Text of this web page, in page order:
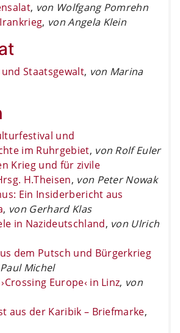
, von Wolfgang Pomrehn
, von Angela Klein
Staatsgewalt, von Marina
und
im Ruhrgebiet, von Rolf Euler
Krieg und für zivile
H.Theisen, von Peter Nowak
Ein Insiderbericht aus
, von Gerhard Klas
in Nazideutschland, von Ulrich
dem Putsch und Bürgerkrieg
Michel
Europe‹ in Linz, von
aus der Karibik – Briefmarke,